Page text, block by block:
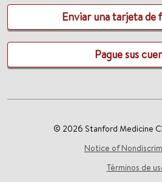
Enviar una tarjeta
Pague sus
© 2026 Stanford Medicine
Notice of
Términos de